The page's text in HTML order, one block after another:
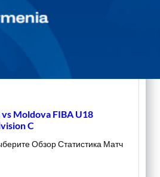
Moldova FIBA U18
C
Обзор Статистика Матч